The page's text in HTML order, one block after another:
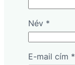
Név *
E-mail cím *